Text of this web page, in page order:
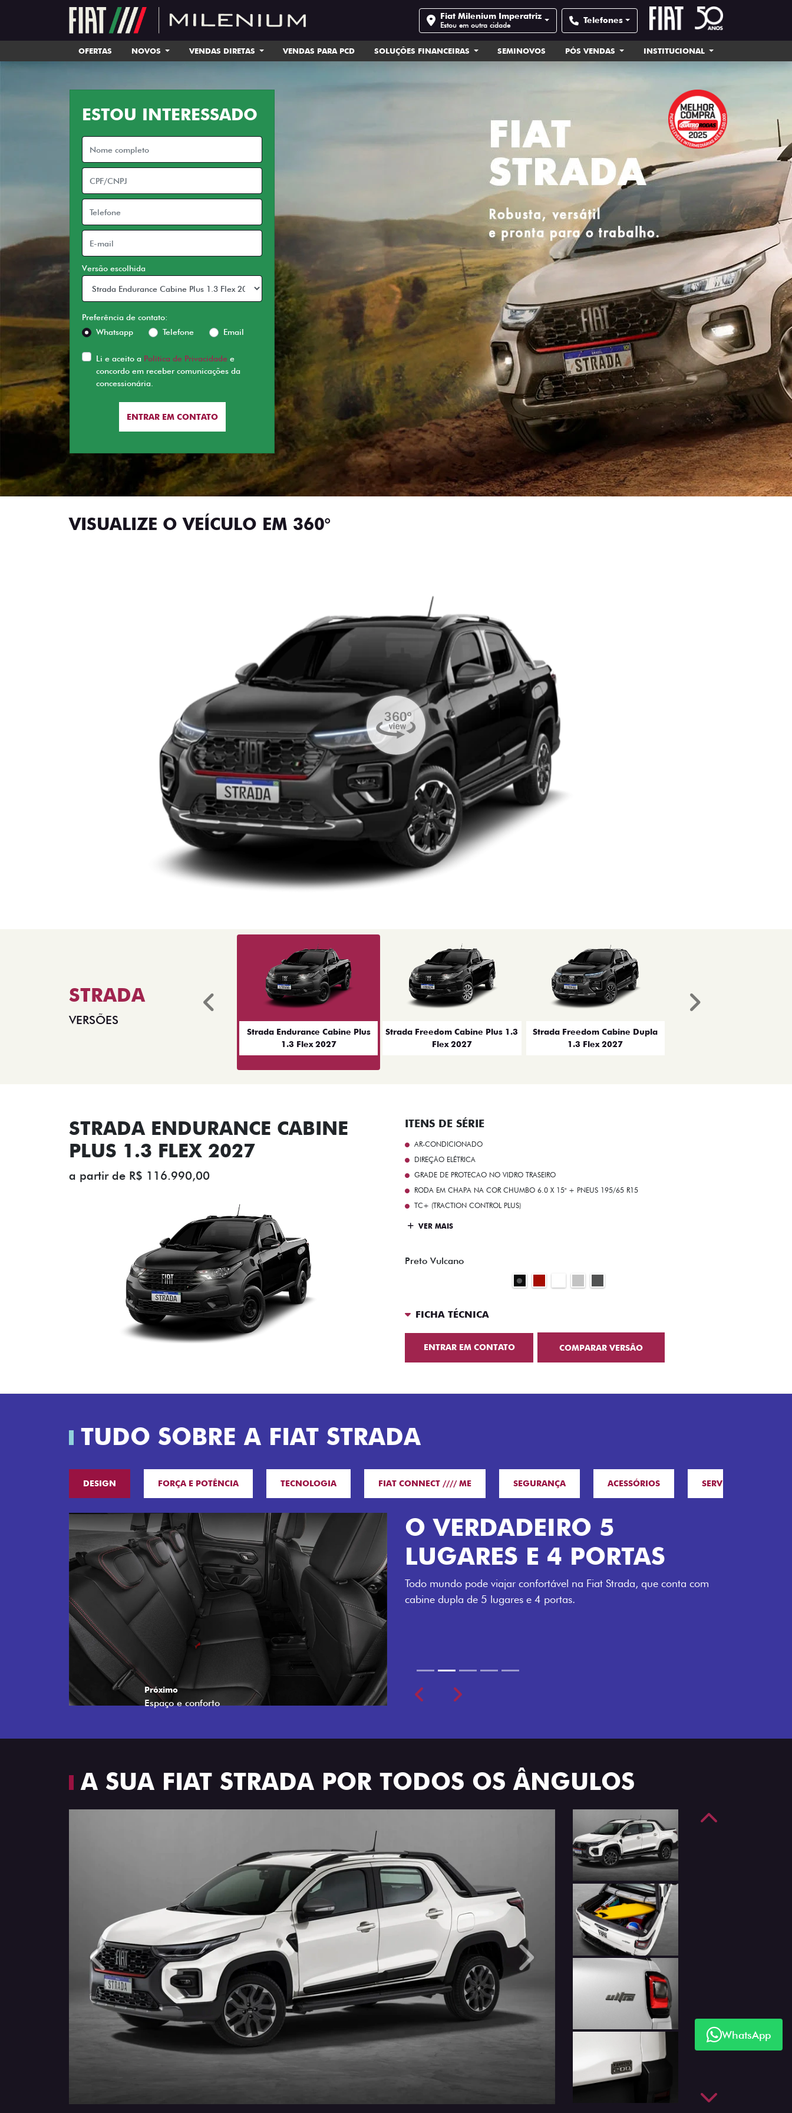
Fiat Milenium Imperatriz
Estou em outra cidade Telefones
OFERTAS NOVOS VENDAS DIRETAS VENDAS PARA PCD SOLUÇÕES FINANCEIRAS SEMINOVOS PÓS VENDAS INSTITUCIONAL
ESTOU INTERESSADO
Versão escolhida
Preferência de contato:
Whatsapp
Telefone Email
Li e aceito a Política de Privacidade e
concordo em receber comunicações da
concessionária.
ENTRAR EM CONTATO
VISUALIZE O VEÍCULO EM 360°
STRADA
VERSÕES
Strada Endurance Cabine Plus
1.3 Flex 2027
Strada Freedom Cabine Plus 1.3
Flex 2027
Strada Freedom Cabine Dupla
1.3 Flex 2027
Anterior Próximo
STRADA ENDURANCE CABINE
PLUS 1.3 FLEX 2027
a partir de R$ 116.990,00
ITENS DE SÉRIE
AR-CONDICIONADO
DIREÇÃO ELÉTRICA
GRADE DE PROTECAO NO VIDRO TRASEIRO
RODA EM CHAPA NA COR CHUMBO 6.0 X 15" + PNEUS 195/65 R15
TC+ (TRACTION CONTROL PLUS)
VER MAIS
Preto Vulcano
FICHA TÉCNICA
ENTRAR EM CONTATO COMPARAR VERSÃO
TUDO SOBRE A FIAT STRADA
DESIGN FORÇA E POTÊNCIA TECNOLOGIA FIAT CONNECT //// ME SEGURANÇA ACESSÓRIOS SERVIÇOS
O VERDADEIRO 5
LUGARES E 4 PORTAS
Todo mundo pode viajar confortável na Fiat Strada, que conta com
cabine dupla de 5 lugares e 4 portas.
PreviousNext
A SUA FIAT STRADA POR TODOS OS ÂNGULOS
Anterior Próximo
Anterior
WhatsApp